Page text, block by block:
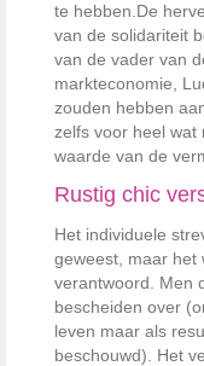
te hebben. De
van de solidariteit
van de vader van
markteconomie,
zouden hebben
zelfs voor heel wat
waarde van de
Rustig chic
Het individuele
geweest, maar het
verantwoord. Men
bescheiden over
leven maar als
beschouwd). Het